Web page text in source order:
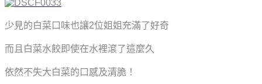
少見的白菜口味也讓2位姐姐充滿了好奇
而且白菜水餃即使在水裡滾了這麼久
依然不失大白菜的口感及清脆！